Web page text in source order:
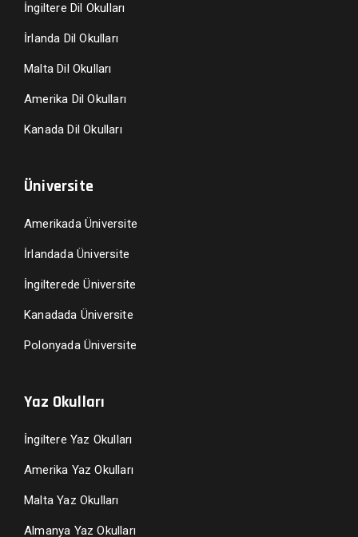
İngiltere Dil Okulları
İrlanda Dil Okulları
Malta Dil Okulları
Amerika Dil Okulları
Kanada Dil Okulları
Üniversite
Amerikada Üniversite
İrlandada Üniversite
İngilterede Üniversite
Kanadada Üniversite
Polonyada Üniversite
Yaz Okulları
İngiltere Yaz Okulları
Amerika Yaz Okulları
Malta Yaz Okulları
Almanya Yaz Okulları